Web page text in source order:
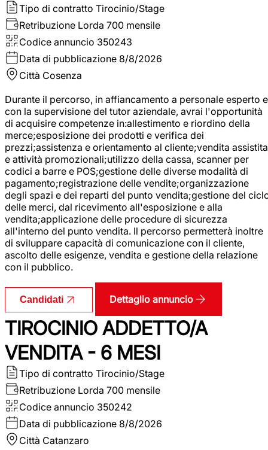
Tipo di contratto Tirocinio/Stage
Retribuzione Lorda 700 mensile
Codice annuncio 350243
Data di pubblicazione 8/8/2026
Città Cosenza
Durante il percorso, in affiancamento a personale esperto e
con la supervisione del tutor aziendale, avrai l'opportunità
di acquisire competenze in:allestimento e riordino della
merce;esposizione dei prodotti e verifica dei
prezzi;assistenza e orientamento al cliente;vendita assistita
e attività promozionali;utilizzo della cassa, scanner per
codici a barre e POS;gestione delle diverse modalità di
pagamento;registrazione delle vendite;organizzazione
degli spazi e dei reparti del punto vendita;gestione del
delle merci, dal ricevimento all'esposizione e alla
vendita;applicazione delle procedure di sicurezza
all'interno del punto vendita. Il percorso permetterà inoltre
di sviluppare capacità di comunicazione con il cliente,
ascolto delle esigenze, vendita e gestione della relazione
con il pubblico.
Candidati Dettaglio annuncio
TIROCINIO ADDETTO/A
VENDITA - 6 MESI
Tipo di contratto Tirocinio/Stage
Retribuzione Lorda 700 mensile
Codice annuncio 350242
Data di pubblicazione 8/8/2026
Città Catanzaro